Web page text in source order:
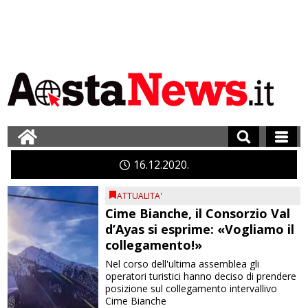
16 12 2020
ATTUALITA'
Cime Bianche, il Consorzio Val
d’Ayas si esprime: «Vogliamo il
collegamento!»
Nel corso dell'ultima assemblea gli
operatori turistici hanno deciso di prendere
posizione sul collegamento intervallivo
Cime Bianche